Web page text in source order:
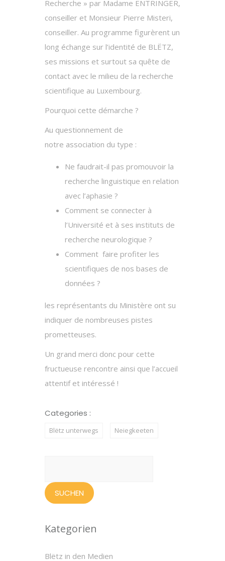
Recherche » par Madame ENTRINGER,
conseiller et Monsieur Pierre Misteri,
conseiller. Au programme figurèrent un
long échange sur l’identité de BLËTZ,
ses missions et surtout sa quête de
contact avec le milieu de la recherche
scientifique au Luxembourg.
Pourquoi cette démarche ?
Au questionnement de
notre association du type :
Ne faudrait-il pas promouvoir la
recherche linguistique en relation
avec l’aphasie ?
Comment se connecter à
l’Université et à ses instituts de
recherche neurologique ?
Comment faire profiter les
scientifiques de nos bases de
données ?
les représentants du Ministère ont su
indiquer de nombreuses pistes
prometteuses.
Un grand merci donc pour cette
fructueuse rencontre ainsi que l’accueil
attentif et intéressé !
Categories :
Blëtz unterwegs Neiegkeeten
Kategorien
Blëtz in den Medien